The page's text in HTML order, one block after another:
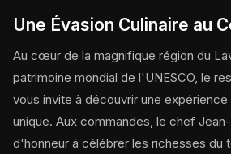
Une Évasion Culinaire au
Au cœur de la magnifique région du
patrimoine mondial de l'UNESCO, le
vous invite à découvrir une
unique. Aux commandes, le chef
d'honneur à célébrer les richesses du